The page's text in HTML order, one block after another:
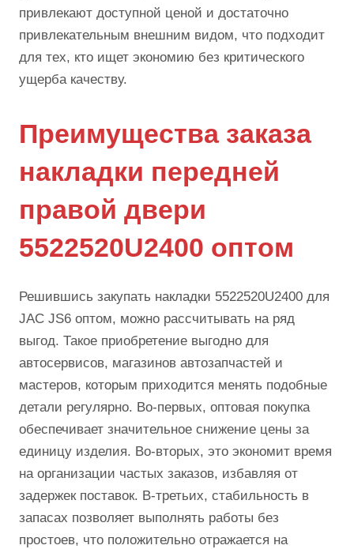
привлекают доступной ценой и достаточно
привлекательным внешним видом, что подходит
для тех, кто ищет экономию без критического
ущерба качеству.
Преимущества заказа
накладки передней
правой двери
5522520U2400 оптом
Решившись закупать накладки 5522520U2400 для
JAC JS6 оптом, можно рассчитывать на ряд
выгод. Такое приобретение выгодно для
автосервисов, магазинов автозапчастей и
мастеров, которым приходится менять подобные
детали регулярно. Во-первых, оптовая покупка
обеспечивает значительное снижение цены за
единицу изделия. Во-вторых, это экономит время
на организации частых заказов, избавляя от
задержек поставок. В-третьих, стабильность в
запасах позволяет выполнять работы без
простоев, что положительно отражается на